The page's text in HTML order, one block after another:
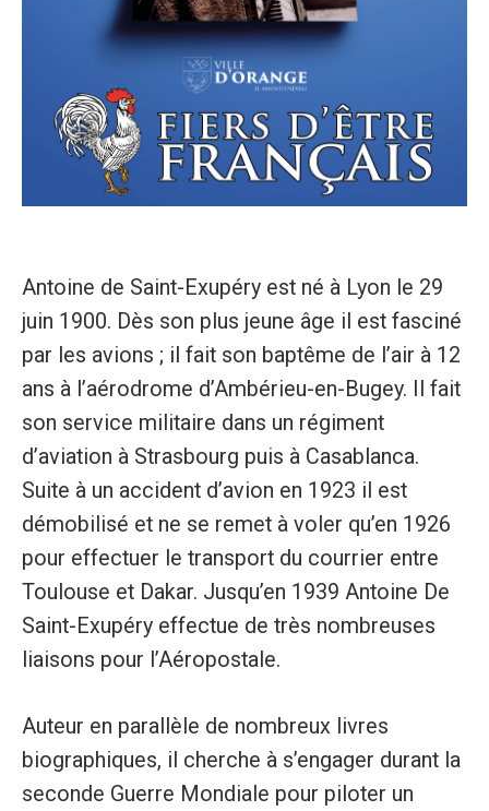
Antoine de Saint-Exupéry est né à Lyon le 29
juin 1900. Dès son plus jeune âge il est fasciné
par les avions ; il fait son baptême de l’air à 12
ans à l’aérodrome d’Ambérieu-en-Bugey. Il fait
son service militaire dans un régiment
d’aviation à Strasbourg puis à Casablanca.
Suite à un accident d’avion en 1923 il est
démobilisé et ne se remet à voler qu’en 1926
pour effectuer le transport du courrier entre
Toulouse et Dakar. Jusqu’en 1939 Antoine De
Saint-Exupéry effectue de très nombreuses
liaisons pour l’Aéropostale.
Auteur en parallèle de nombreux livres
biographiques, il cherche à s’engager durant la
seconde Guerre Mondiale pour piloter un